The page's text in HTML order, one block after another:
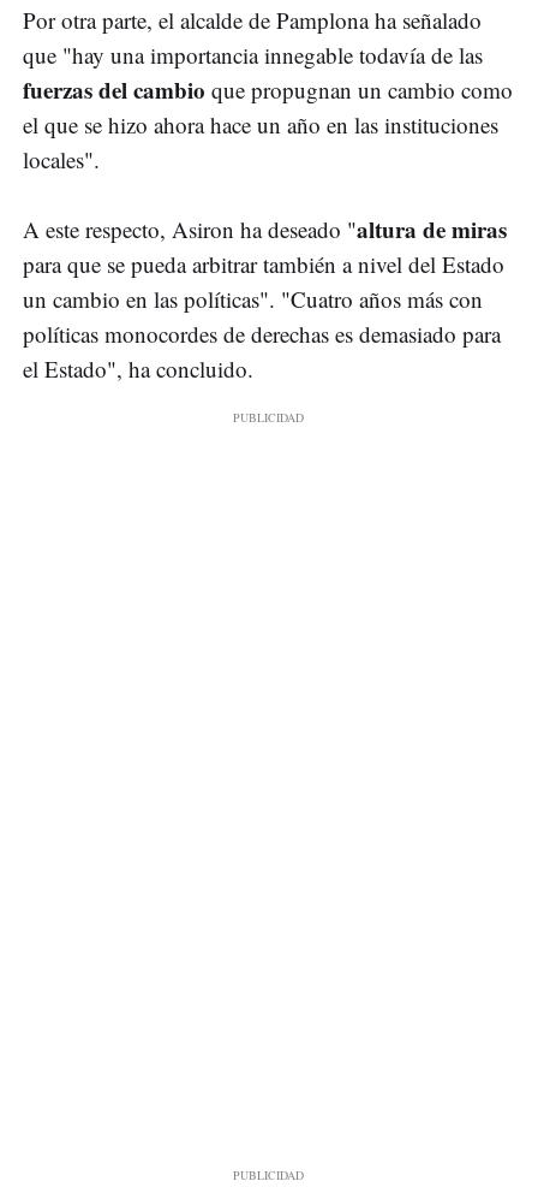
Por otra parte, el alcalde de Pamplona ha señalado
que "hay una importancia innegable todavía de las
fuerzas del cambio que propugnan un cambio como
el que se hizo ahora hace un año en las instituciones
locales".
A este respecto, Asiron ha deseado "altura de miras
para que se pueda arbitrar también a nivel del Estado
un cambio en las políticas". "Cuatro años más con
políticas monocordes de derechas es demasiado para
el Estado", ha concluido.